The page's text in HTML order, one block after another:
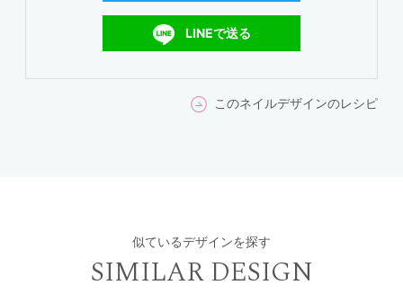
LINEで送る
このネイルデザインのレシピ
似ているデザインを探す
SIMILAR DESIGN